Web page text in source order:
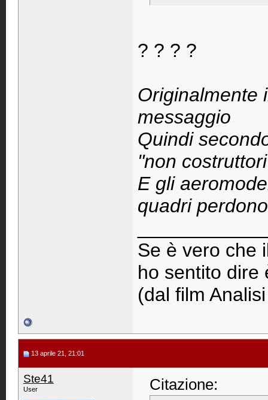
? ? ? ?
Originalmente
messaggio
Quindi
"non
E gli
quadri
Se è vero che
ho sentito dire
(dal film
13 aprile 21, 21:01
Ste41
User Citazione: